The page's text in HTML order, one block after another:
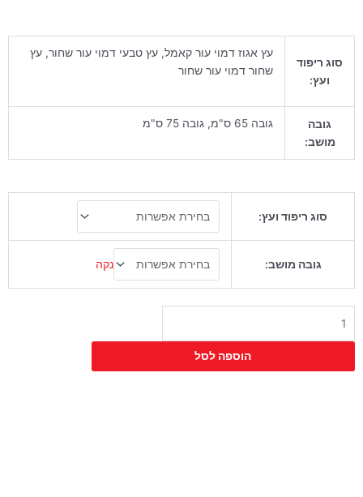
סוג ריפוד
ועץ:
עץ אגוז דמוי עור קאמל, עץ טבעי דמוי עור שחור, עץ
שחור דמוי עור שחור
גובה
מושב:
גובה 65 ס"מ, גובה 75 ס"מ
סוג ריפוד ועץ:
גובה מושב: נקה
הוספה לסל